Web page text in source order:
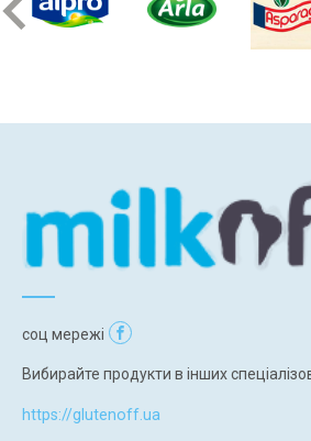
соц мережі
Вибирайте продукти в інших
https://glutenoff.ua